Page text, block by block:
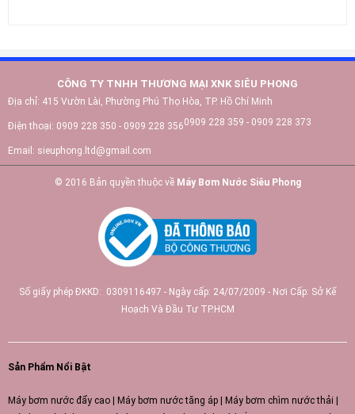
CÔNG TY TNHH THƯƠNG MẠI XNK SIÊU PHONG
Địa chỉ: 415 Vườn Lài, Phường Phú Thọ Hòa, TP. Hồ Chí Minh
Điện thoại: 0909 228 350 - 0909 228 3560909 228 359 - 0909 228 373
Email: sieuphong.ltd@gmail.com
© 2016 Bản quyền thuộc về Máy Bơm Nước Siêu Phong
Số giấy phép ĐKKD: 0309116497 - Ngày cấp: 24/07/2009 - Nơi Cấp: Sở Kế
Hoạch Và Đầu Tư TP.HCM
Sản Phẩm Nổi Bật
Máy bơm nước đẩy cao Máy bơm nước tăng áp Máy bơm chìm nước thải